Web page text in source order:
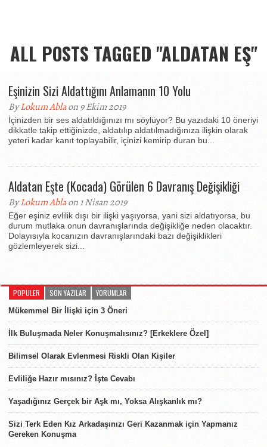
ALL POSTS TAGGED "ALDATAN EŞ"
Eşinizin Sizi Aldattığını Anlamanın 10 Yolu
ByLokum Ablaon 9 Ekim 2019
İçinizden bir ses aldatıldığınızı mı söylüyor? Bu yazıdaki 10 öneriyi
dikkatle takip ettiğinizde, aldatılıp aldatılmadığınıza ilişkin olarak
yeteri kadar kanıt toplayabilir, içinizi kemirip duran bu...
Aldatan Eşte (Kocada) Görülen 6 Davranış Değişikliği
ByLokum Ablaon 1 Nisan 2019
Eğer eşiniz evlilik dışı bir ilişki yaşıyorsa, yani sizi aldatıyorsa, bu
durum mutlaka onun davranışlarında değişikliğe neden olacaktır.
Dolayısıyla kocanızın davranışlarındaki bazı değişiklikleri
gözlemleyerek sizi...
POPULER SON YAZILAR YORUMLAR
Mükemmel Bir İlişki için 3 Öneri
İlk Buluşmada Neler Konuşmalısınız? [Erkeklere Özel]
Bilimsel Olarak Evlenmesi Riskli Olan Kişiler
Evliliğe Hazır mısınız? İşte Cevabı
Yaşadığınız Gerçek bir Aşk mı, Yoksa Alışkanlık mı?
Sizi Terk Eden Kız Arkadaşınızı Geri Kazanmak için Yapmanız
Gereken Konuşma